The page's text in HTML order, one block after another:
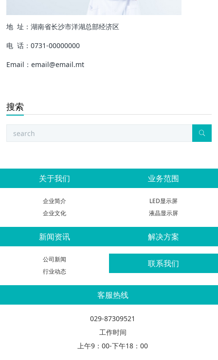
地 址：湖南省长沙市洋湖总部经济区
电 话：0731-00000000
Email：email@email.mt
搜索
关于我们
企业简介
企业文化
业务范围
LED显示屏
液晶显示屏
新闻资讯
公司新闻
行业动态
解决方案
联系我们
客服热线
029-87309521
工作时间
上午9：00-下午18：00